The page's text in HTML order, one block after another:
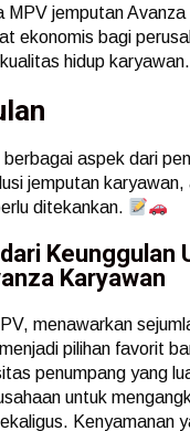
MPV jemputan
ekonomis bagi
hidup karyawan.
aspek dari
jemputan
ditekankan.
Keunggulan
Karyawan
menawarkan
pilihan favorit
penumpang yang
untuk
Kenyamanan